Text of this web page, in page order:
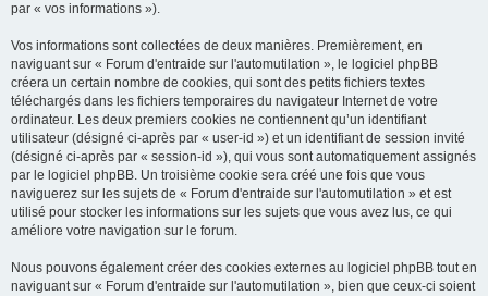
par « vos informations »).
Vos informations sont collectées de deux manières. Premièrement, en
naviguant sur « Forum d'entraide sur l'automutilation », le logiciel phpBB
créera un certain nombre de cookies, qui sont des petits fichiers textes
téléchargés dans les fichiers temporaires du navigateur Internet de votre
ordinateur. Les deux premiers cookies ne contiennent qu’un identifiant
utilisateur (désigné ci-après par « user-id ») et un identifiant de session invité
(désigné ci-après par « session-id »), qui vous sont automatiquement assignés
par le logiciel phpBB. Un troisième cookie sera créé une fois que vous
naviguerez sur les sujets de « Forum d'entraide sur l'automutilation » et est
utilisé pour stocker les informations sur les sujets que vous avez lus, ce qui
améliore votre navigation sur le forum.
Nous pouvons également créer des cookies externes au logiciel phpBB tout en
naviguant sur « Forum d'entraide sur l'automutilation », bien que ceux-ci soient